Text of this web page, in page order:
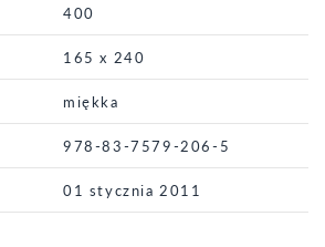
400
165 x 240
miękka
978-83-7579-206-5
01 stycznia 2011